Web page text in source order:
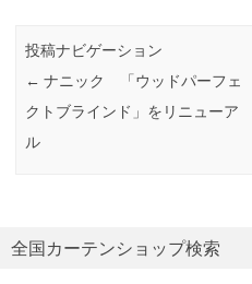
投稿ナビゲーション
← ナニック 「ウッドパーフェ
クトブラインド」をリニューア
ル
全国カーテンショップ検索